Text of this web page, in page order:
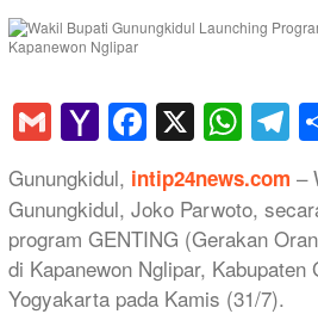
GmailYahoo
Mail
Facebook
X
Gunungkidul, intip24news.com –
Gunungkidul, Joko Parwoto,
program GENTING (Gerakan
di Kapanewon Nglipar, Kabupaten
Yogyakarta pada Kamis (31/7).